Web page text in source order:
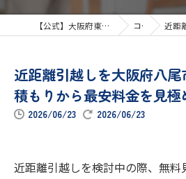
【公式】大阪府東大阪市の引越しならハヤノ運送 コラム 近距離引越
近距離引越しを大阪府八
積もりから最安料金を見極
2026/06/23 2026/06/23
近距離引越しを検討中の際、無